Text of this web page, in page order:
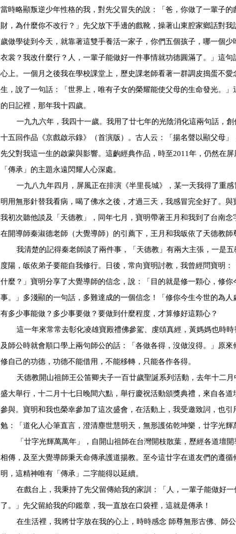
當時略顯叛逆少年性格的我，對先父冒失的說：「爸，你做了一輩子的
財 ，為什麼你不改行？」先父放下手邊的戲靴，操著山東腔家鄉話對
歲做學徒到今天，就靠著這雙手養活一家子，你們五個孩子，哪一個少
衣裳？我改什麼行？人，一輩子能做好一件事情就功德圓滿了。」這句
心上。一個月之後我在學校課堂上，歷史課老師看著一群調皮搗蛋不愛
生，說了一句話：「世界上，唯有子女的榮耀能使父母的生命發光。」
的日記裡，那年我十四歲。
一九九六年，我四十一歲。我用了廿七年的光陰消化這兩句話，
十五回作品《京戲啟示錄》（首演版）。古人云：「揚名聲以顯父母」
先父對我這一生的啟蒙與影響。這齣經典作品，時至2011年，仍然在
「傳承」的主題永遠閃耀人心深處。
一九八九年四月，屏風正在排演《半里長城》，某一天我得了重
明用無形針替我看病，喝了佛水之後，才過三天，我感冒完全好了。與
我初次聽他談及「天德教」，同年七月，寶明帶著王月和我到了台南念
在開導師秦淑德老師（大覺導師）的引薦下，王月和我皈依了天德教師
我清楚的記得秦老師談了兩件事，「天德教」有兩大主張，一是五
度陽，皈依弟子要能自我修行。日後，常向寶明討教，我曾經問寶明：
什麼？」寶明分享了大覺導師的信念，說：「目的就是修一顆心，修你
事。」多淺顯的一句話，多難達成的一個信念！「修你今生今世的為人
有多少事能做？多少事要做？要做到什麼程度，才算修好這顆心？
這一年來常常去彰化凌雄寶殿禮佛參駕、虔頌真經，黃媽媽也時時
及師公時就會順口學上兩句師公的話：「各做各得，沒做沒得。」原來
修自己的功德，功德不能借用，不能移轉，只能各作各得。
天德教開山祖師王公笛卿夫子一百廿歲聖誕系列活動，去年十二月
盛大舉行，十二月十七日晚間六點，舉行慶祝活動頒獎典禮，來自各道
參與。寶明和我也榮幸參加了這次盛會，在活動上，我受邀致詞，也引
勉：「道化人心筆直言，澄清塵世慧明天，無形護佑乾坤樂，廿字光輝
「廿字光輝萬萬年」，自開山祖師在台灣開枝散葉，歷經各道壇
相傳，及至大覺導師秉天命傳承護道揚教。至今這廿字在道友們的遵循
明，這精神唯有「傳承」二字能得以延續。
在戲台上，我秉持了先父留傳給我的家訓：「人，一輩子能做好
了。」先父留給我的印鑑章，我一直放在口袋裡，這就是傳承！
在生活裡，我將廿字放在我的心上，時時感念 師尊無形古佛、師